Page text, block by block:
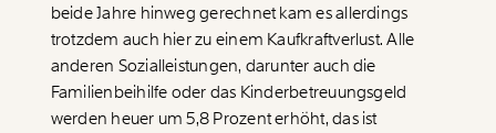
beide Jahre hinweg gerechnet kam es allerdings
trotzdem auch hier zu einem Kaufkraftverlust. Alle
anderen Sozialleistungen, darunter auch die
Familienbeihilfe oder das Kinderbetreuungsgeld
werden heuer um 5,8 Prozent erhöht, das ist